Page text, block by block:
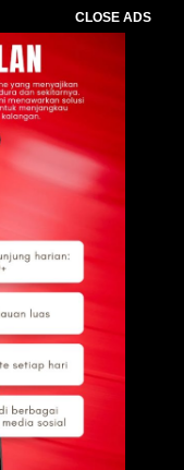
CLOSE ADS